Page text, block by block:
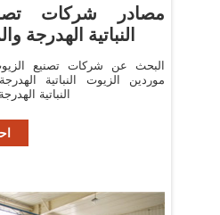
مصادر شركات
النباتية الهدرجة
البحث عن شركات تصنيع الزيوت
موردين الزيوت النباتية
النباتية